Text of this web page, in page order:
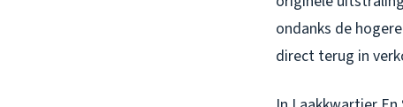
ondanks de hogere
direct terug in